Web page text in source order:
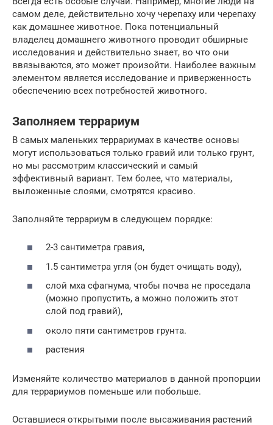
самом деле, действительно хочу черепаху или черепаху
как домашнее животное. Пока потенциальный
владелец домашнего животного проводит обширные
исследования и действительно знает, во что они
ввязываются, это может произойти. Наиболее важным
элементом является исследование и приверженность
обеспечению всех потребностей животного.
Заполняем террариум
В самых маленьких террариумах в качестве основы
могут использоваться только гравий или только грунт,
но мы рассмотрим классический и самый
эффективный вариант. Тем более, что материалы,
выложенные слоями, смотрятся красиво.
Заполняйте террариум в следующем порядке:
2-3 сантиметра гравия,
1.5 сантиметра угля (он будет очищать воду),
слой мха сфагнума, чтобы почва не проседала
(можно пропустить, а можно положить этот
слой под гравий),
около пяти сантиметров грунта.
растения
Изменяйте количество материалов в данной пропорции
для террариумов поменьше или побольше.
Оставшиеся открытыми после высаживания растений